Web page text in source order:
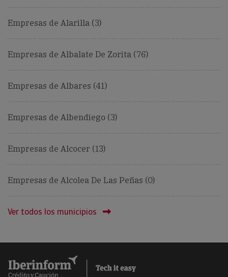
Empresas de Alarilla (3)
Empresas de Albalate De Zorita (76)
Empresas de Albares (41)
Empresas de Albendiego (3)
Empresas de Alcocer (13)
Empresas de Alcolea De Las Peñas (0)
Ver todos los municipios